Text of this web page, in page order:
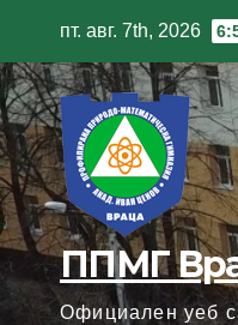
content
пт. авг. 7th, 2026
ППМГ
Официален уеб